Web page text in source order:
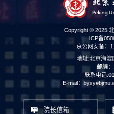
Copyright © 2025
ICP备
京公网安备：
地址:北京海淀
邮编：
联系电话
E-mail：
院长信箱